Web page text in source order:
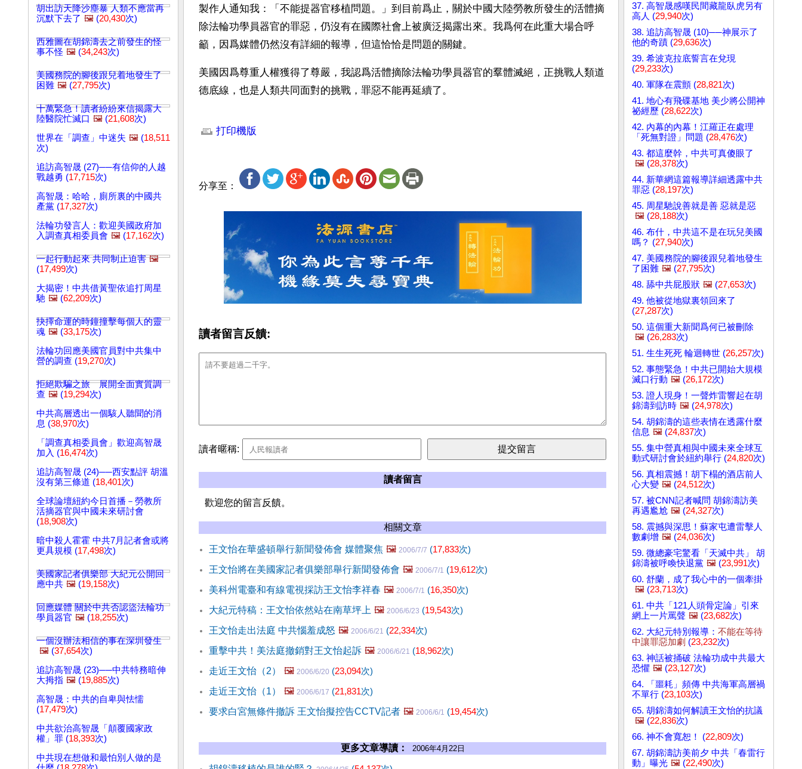
胡出訪天降沙塵暴 人類不應當再
沉默下去了 🖼️ (20,430次)
西雅圖在胡錦濤去之前發生的怪
事不怪 🖼️ (34,243次)
美國務院的腳後跟兒着地發生了
困難 🖼️ (27,795次)
十萬緊急！讀者紛紛來信揭露大
陸醫院忙滅口 🖼️ (21,608次)
世界在「調查」中迷失 🖼️ (18,511
次)
追訪高智晟 (27)──有信仰的人越
戰越勇 (17,715次)
高智晟：哈哈，廁所裏的中國共
產黨 (17,327次)
法輪功發言人：歡迎美國政府加
入調查真相委員會 🖼️ (17,162次)
一起行動起來 共同制止迫害 🖼️
(17,499次)
大揭密！中共借黃聖依追打周星
馳 🖼️ (62,209次)
抉擇命運的時鐘撞擊每個人的靈
魂 🖼️ (33,175次)
法輪功回應美國官員對中共集中
營的調查 (19,270次)
拒絕欺騙之旅 展開全面實質調
查 🖼️ (19,294次)
中共高層透出一個駭人聽聞的消
息 (38,970次)
「調查真相委員會」歡迎高智晟
加入 (16,474次)
追訪高智晟 (24)──西安點評 胡溫
沒有第三條道 (18,401次)
全球論壇紐約今日首播－勞教所
活摘器官與中國未來研討會
(18,908次)
暗中殺人霍霍 中共7月記者會或將
更具規模 (17,498次)
美國家記者俱樂部 大紀元公開回
應中共 🖼️ (19,158次)
回應媒體 關於中共否認盜法輪功
學員器官 🖼️ (18,255次)
一個沒辦法相信的事在深圳發生
🖼️ (37,654次)
追訪高智晟 (23)──中共特務暗伸
大拇指 🖼️ (19,885次)
高智晟：中共的自卑與怯懦
(17,479次)
中共欲治高智晟「顛覆國家政
權」罪 (18,393次)
中共現在想做和最怕別人做的是
製作人通知我：「不能提器官移植問題。」到目前爲止，關於中國大陸勞教所發生的活體摘
除法輪功學員器官的罪惡，仍沒有在國際社會上被廣泛揭露出來。我爲何在此重大場合呼
籲，因爲媒體仍然沒有詳細的報導，但這恰恰是問題的關鍵。
美國因爲尊重人權獲得了尊嚴，我認爲活體摘除法輪功學員器官的羣體滅絕，正挑戰人類道
德底線，也是人類共同面對的挑戰，罪惡不能再延續了。
打印機版
分享至：
讀者留言反饋:
讀者暱稱:
讀者留言
歡迎您的留言反饋。
相關文章
王文怡在華盛頓舉行新聞發佈會 媒體聚焦 🖼️ 2006/7/7 (17,833次)
王文怡將在美國家記者俱樂部舉行新聞發佈會 🖼️ 2006/7/1 (19,612次)
美科州電臺和有線電視採訪王文怡李祥春 🖼️ 2006/7/1 (16,350次)
大紀元特稿：王文怡依然站在南草坪上 🖼️ 2006/6/23 (19,543次)
王文怡走出法庭 中共惱羞成怒 🖼️ 2006/6/21 (22,334次)
重擊中共！美法庭撤銷對王文怡起訴 🖼️ 2006/6/21 (18,962次)
走近王文怡（2）
🖼️ 2006/6/20 (23,094次)
走近王文怡（1）
🖼️ 2006/6/17 (21,831次)
要求白宮無條件撤訴 王文怡擬控告CCTV記者 🖼️ 2006/6/1 (19,454次)
更多文章導讀： 2006年4月22日
37. 高智晟感嘆民間藏龍臥虎另有
高人 (29,940次)
38. 追訪高智晟 (10)──神展示了
他的奇蹟 (29,636次)
39. 希波克拉底誓言在兌現
(29,233次)
40. 軍隊在震顫 (28,821次)
41. 地心有飛碟基地 美少將公開神
祕經歷 (28,622次)
42. 內幕的內幕！江羅正在處理
「死無對證」問題 (28,476次)
43. 都這麼幹，中共可真傻眼了
🖼️ (28,378次)
44. 新華網這篇報導詳細透露中共
罪惡 (28,197次)
45. 周星馳說善就是善 惡就是惡
🖼️ (28,188次)
46. 布什，中共這不是在玩兒美國
嗎？ (27,940次)
47. 美國務院的腳後跟兒着地發生
了困難 🖼️ (27,795次)
48. 舔中共屁股狀 🖼️ (27,653次)
49. 他被從地獄裏領回來了
(27,287次)
50. 這個重大新聞爲何已被刪除
🖼️ (26,283次)
51. 生生死死 輪迴轉世 (26,257次)
52. 事態緊急！中共已開始大規模
滅口行動 🖼️ (26,172次)
53. 證人現身！一聲炸雷響起在胡
錦濤到訪時 🖼️ (24,978次)
54. 胡錦濤的這些表情在透露什麼
信息 🖼️ (24,837次)
55. 集中營真相與中國未來全球互
動式研討會於紐約舉行 (24,820次)
56. 真相震撼！胡下榻的酒店前人
心大變 🖼️ (24,512次)
57. 被CNN記者喊問 胡錦濤訪美
再遇尷尬 🖼️ (24,327次)
58. 震撼與深思！蘇家屯遭雷擊人
數劇增 🖼️ (24,036次)
59. 微總豪宅驚看「天滅中共」 胡
錦濤被呼喚快退黨 🖼️ (23,991次)
60. 舒蘭，成了我心中的一個牽掛
🖼️ (23,713次)
61. 中共「121人頭骨定論」引來
網上一片罵聲 🖼️ (23,682次)
62. 大紀元特別報導： 不能在等待
中讓罪惡加劇 (23,232次)
63. 神話被捅破 法輪功成中共最大
恐懼 🖼️ (23,127次)
64. 「噩耗」頻傳 中共海軍高層禍
不單行 (23,103次)
65. 胡錦濤如何解讀王文怡的抗議
🖼️ (22,836次)
66. 神不會寬恕！ (22,809次)
67. 胡錦濤訪美前夕 中共「春雷行
動」曝光 🖼️ (22,490次)